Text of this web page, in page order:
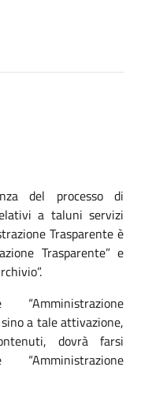
del processo di
a taluni servizi
Trasparente è
Trasparente” e
a tale attivazione,
dovrà farsi
“Amministrazione